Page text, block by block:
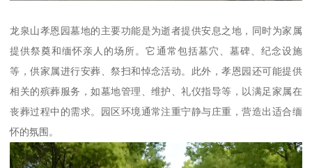
龙泉山孝恩园墓地的主要功能是为逝者提供安息之地，同时为家属
提供祭奠和缅怀亲人的场所。它通常包括墓穴、墓碑、纪念设施
等，供家属进行安葬、祭扫和悼念活动。此外，孝恩园还可能提供
相关的殡葬服务，如墓地管理、维护、礼仪指导等，以满足家属在
丧葬过程中的需求。园区环境通常注重宁静与庄重，营造出适合缅
怀的氛围。